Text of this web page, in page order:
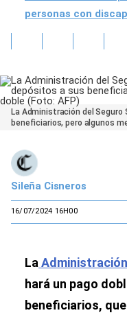
personas con
La Administración del
beneficiarios, pero algunos
Sileña Cisneros
16/07/2024 16H00
La
hará un pago
beneficiarios,